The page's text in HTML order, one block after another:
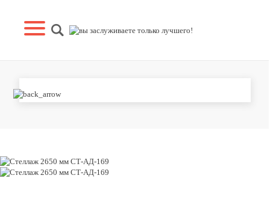
СТЕЛЛАЖ 2650 ММ СТ-АД-169